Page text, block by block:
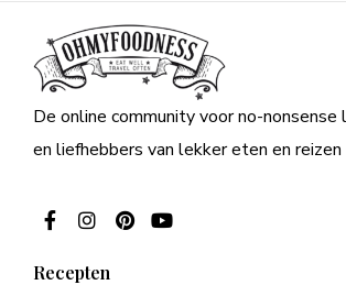
De online community voor no-
en liefhebbers van lekker eten en reizen
Recepten